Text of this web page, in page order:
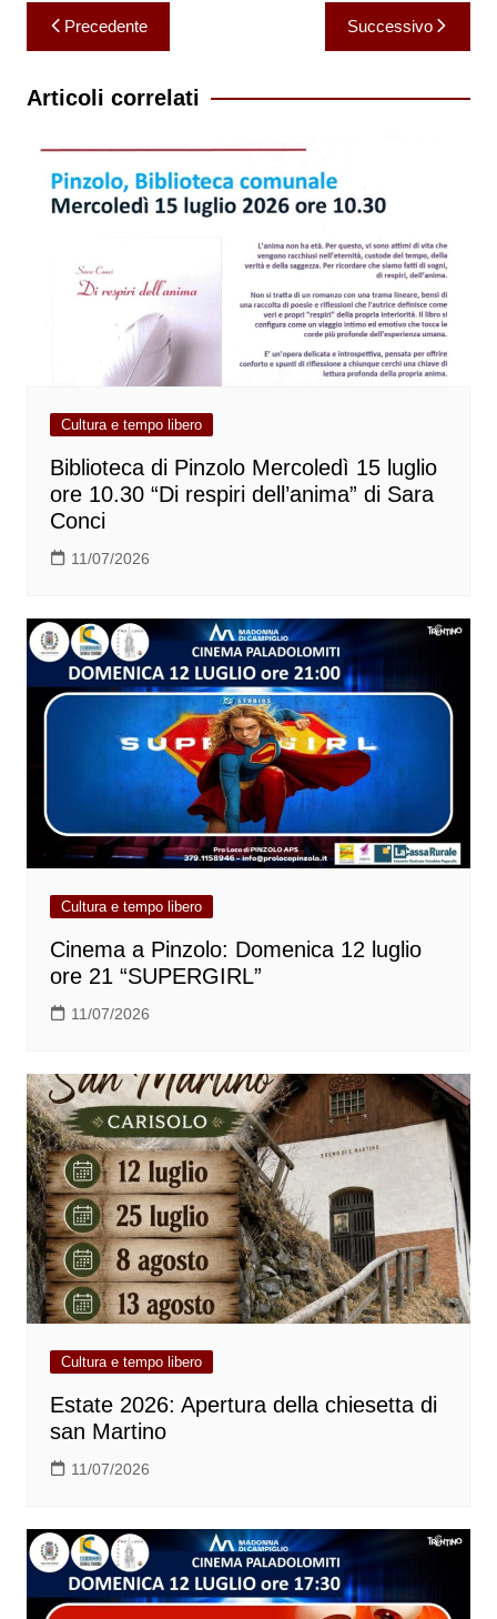
Navigazione
articoli
Precedente Successivo
Articoli correlati
Cultura e tempo libero
Biblioteca di Pinzolo Mercoledì 15 luglio
ore 10.30 “Di respiri dell’anima” di Sara
Conci
11/07/2026
Cultura e tempo libero
Cinema a Pinzolo: Domenica 12 luglio
ore 21 “SUPERGIRL”
11/07/2026
Cultura e tempo libero
Estate 2026: Apertura della chiesetta di
san Martino
11/07/2026